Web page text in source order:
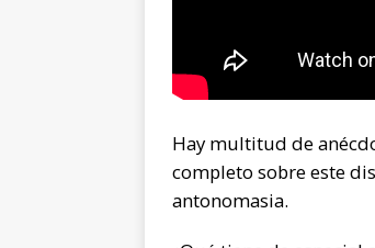
Hay multitud de
completo sobre este
antonomasia.